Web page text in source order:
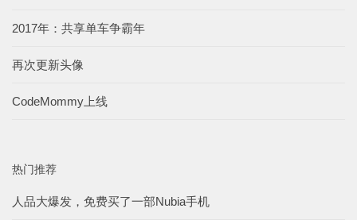
2017年：共享单车争霸年
再次更新头像
CodeMommy上线
热门推荐
人品大爆发，免费买了一部Nubia手机